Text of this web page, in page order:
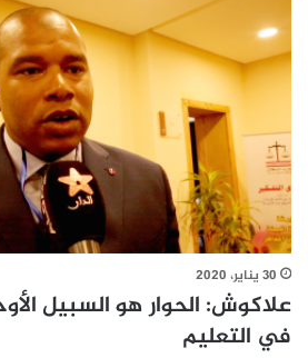
30 يناير، 2020
علاكوش: الحوار هو السبيل
في التعليم